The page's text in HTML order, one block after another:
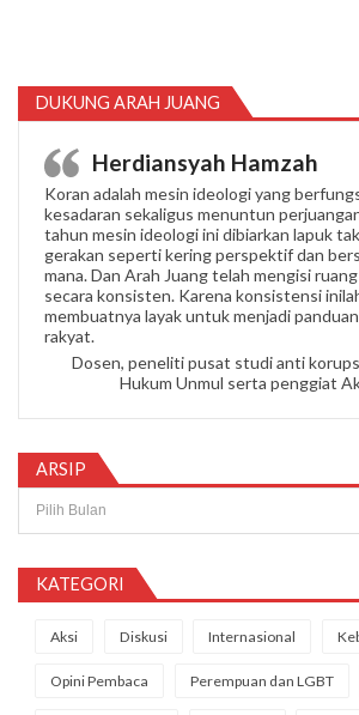
DUKUNG ARAH JUANG
Herdiansyah Hamzah
Koran adalah mesin ideologi yang
kesadaran sekaligus menuntun
tahun mesin ideologi ini dibiarkan lapuk
gerakan seperti kering perspektif dan
mana. Dan Arah Juang telah mengisi
secara konsisten. Karena konsistensi
membuatnya layak untuk menjadi
rakyat.
Dosen, peneliti pusat studi anti
Hukum Unmul serta penggiat
ARSIP
KATEGORI
Aksi Diskusi Internasional
Opini Pembaca Perempuan dan LGBT